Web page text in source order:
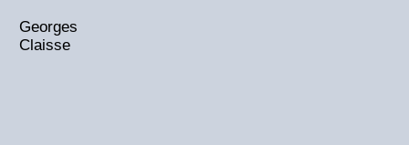
Georges
Claisse